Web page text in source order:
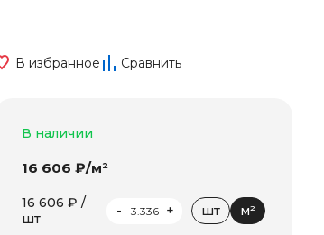
В избранное Сравнить
В наличии
16 606 ₽/м²
16 606 ₽ /
шт
- + шт м²